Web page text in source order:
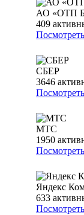
АО «ОТП
409
Посмотреть
СБЕР
3646
Посмотреть
МТС
1950
Посмотреть
Яндекс
633
Посмотреть